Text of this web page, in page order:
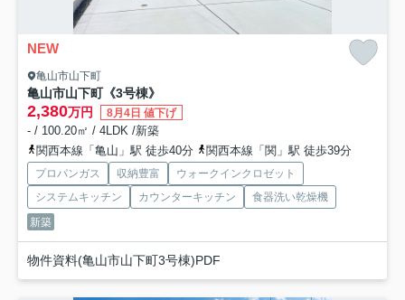
NEW
亀山市山下町
亀山市山下町《3号棟》
2,380万円 8月4日 値下げ
- / 100.20㎡ / 4LDK /新築
関西本線「亀山」駅 徒歩40分
関西本線「関」駅 徒歩39分
プロパンガス 収納豊富
ウォークインクロゼット
システムキッチン
カウンターキッチン
食器洗い乾燥機
新築
物件資料(亀山市山下町3号棟)PDF